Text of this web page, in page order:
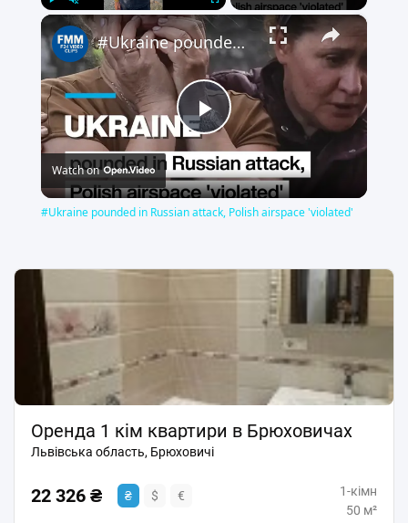
Unmute Fullscreen ×
Play
Video
#Ukraine pounded in Russian attack, Polish airspace 'violated'
Watch on
#Ukraine pounded in Russian attack, Polish airspace 'violated'
Оренда 1 кім квартири в Брюховичах
Львівська область, Брюховичі
22 326 ₴ ₴ $ €
1-кімн
50 м²